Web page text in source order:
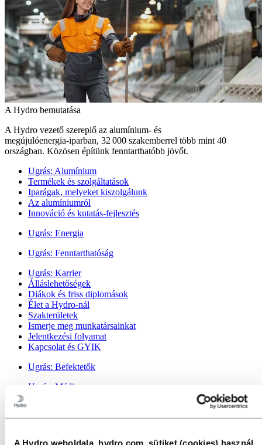
A Hydro weboldala, hydro.com, sütiket (cookies) használ.
A Hydro bemutatása
A Hydro vezető szereplő az alumínium- és
megújulóenergia‑iparban, 32 000 szakemberrel több mint 40
országban. Közösen építünk fenntarthatóbb jövőt.
Ugrás: Alumínium
Termékek és szolgáltatások
Iparágak, melyeket kiszolgálunk
Az alumíniumról
Innováció és kutatás-fejlesztés
Ugrás: Energia
Ugrás: Fenntarthatóság
Ugrás: Karrier
Álláslehetőségek
Diákok és friss diplomások
Élet a Hydro-nál
Szakterületek
Ismerje meg munkatársainkat
Jelentkezési folyamat
Kapcsolat és GYIK
Ugrás: Befektetők
Ugrás: Média
A Hydro rövid bemutatása